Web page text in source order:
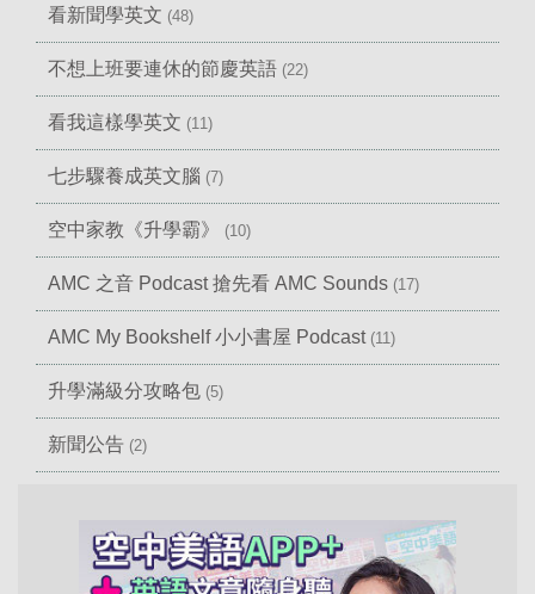
看新聞學英文 (48)
不想上班要連休的節慶英語 (22)
看我這樣學英文 (11)
七步驟養成英文腦 (7)
空中家教《升學霸》 (10)
AMC 之音 Podcast 搶先看 AMC Sounds (17)
AMC My Bookshelf 小小書屋 Podcast (11)
升學滿級分攻略包 (5)
新聞公告 (2)